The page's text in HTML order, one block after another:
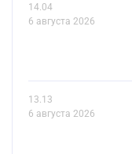
14.04
6 августа 2026
13.13
6 августа 2026